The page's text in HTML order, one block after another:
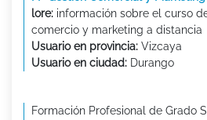
lore: información sobre el curso
comercio y marketing a distancia
Usuario en provincia: Vizcaya
Usuario en ciudad: Durango
Formación Profesional de Grado